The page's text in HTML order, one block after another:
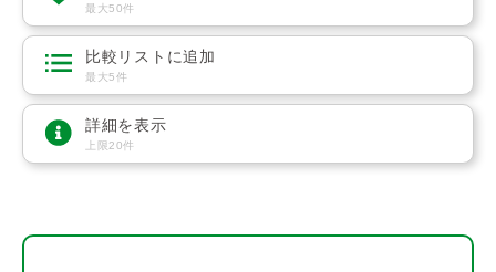
最大50件
比較リストに追加
最大5件
詳細を表示
上限20件